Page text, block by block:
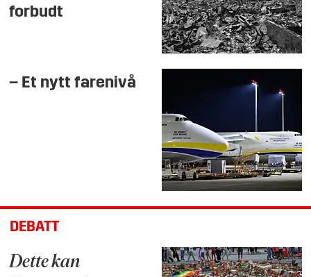
forbudt
– Et nytt farenivå
DEBATT
Dette kan